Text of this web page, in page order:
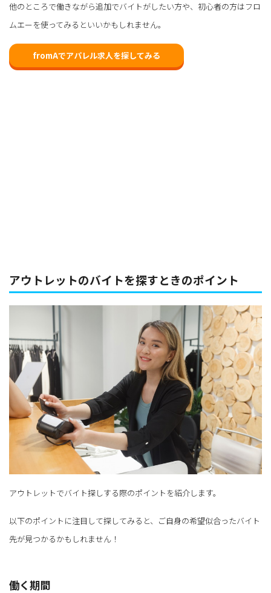
他のところで働きながら追加でバイトがしたい方や、初心者の方はフロ
ムエーを使ってみるといいかもしれません。
fromAでアパレル求人を探してみる
アウトレットのバイトを探すときのポイント
アウトレットでバイト探しする際のポイントを紹介します。
以下のポイントに注目して探してみると、ご自身の希望似合ったバイト
先が見つかるかもしれません！
働く期間